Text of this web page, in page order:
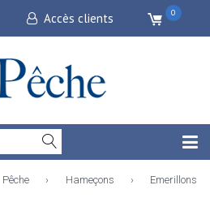
Accès clients 0
Pêche › Hameçons › Emerillons